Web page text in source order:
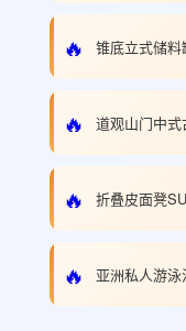
🔥 锥底立式储料
🔥 道观山门中
🔥 折叠皮面凳
🔥 亚洲私人游